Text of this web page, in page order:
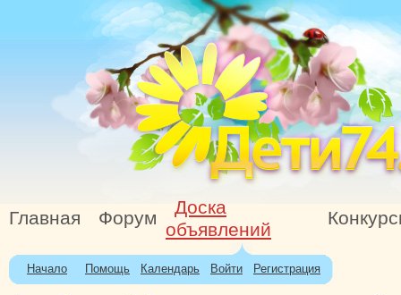
Главная Форум
Доска
объявлений
Начало Помощь Календарь Войти Регистрация